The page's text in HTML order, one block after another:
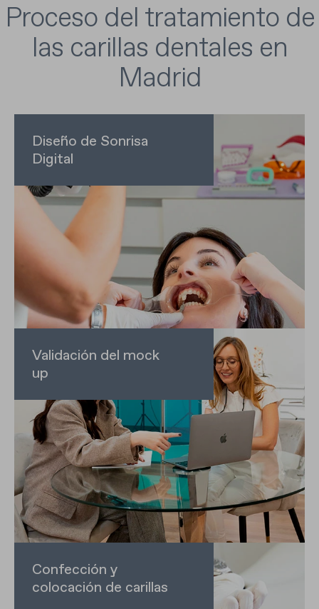
Proceso del tratamiento de
las carillas dentales en
Madrid
Diseño de Sonrisa
Digital
Validación del mock
up
Confección y
colocación de carillas